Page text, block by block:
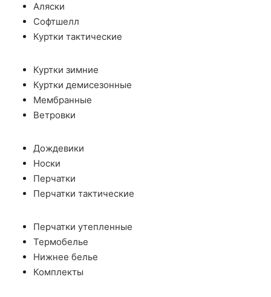
Аляски
Софтшелл
Куртки тактические
Куртки зимние
Куртки демисезонные
Мембранные
Ветровки
Дождевики
Носки
Перчатки
Перчатки тактические
Перчатки утепленные
Термобелье
Нижнее белье
Комплекты